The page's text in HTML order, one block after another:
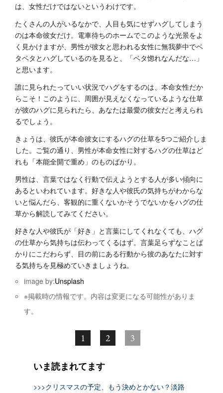
は、女性だけではないというわけです。
たくさんの人がいるなかで、人目も気にせずハグしてしまう
のは本命彼女だけ。電車待ちのホームでこのような光景をよ
く見かけますが、男性が彼女と思われる女性に無我夢中でベ
タベタとハグしているのを見ると、「ベタ惚れなんだな…」
と思います。
誰に見られたっていい状況でハグをするのは、本命女性だか
らこそ！このように、周囲が見えなくなっているような仕草
が彼のハグに見られたら、あなたは最愛の彼女だと考えられ
るでしょう。
きょうは、彼氏が本命彼女にするハグの仕草を5つご紹介しま
した。ご覧の通り、男性が本命女性に対するハグの仕草はど
れも「本能全開で重め」のものばかり。
男性は、言葉ではなく行動で伝えようとする人が多い傾向に
あるといわれています。好きな人や彼氏の気持ちがわからな
いと悩んだら、客観的に重くないかそうでないかをハグの仕
草から解読してみてください。
好きな人や彼氏が「好き」と言葉にしてくれなくても、ハグ
の仕草から気持ちは伝わってくるはず。言葉足らずなことば
かりにこだわらず、目の前にある行動から彼のあなたに対す
る気持ちを見極めていきましょうね。
image by:Unsplash
※掲載時の情報です。内容は変更になる可能性がありま
す。
1 2 3
いま読まれてます
>>>クリスマスの予定、もう決めとかない？淡路